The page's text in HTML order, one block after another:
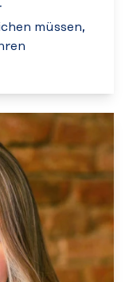
müssen,